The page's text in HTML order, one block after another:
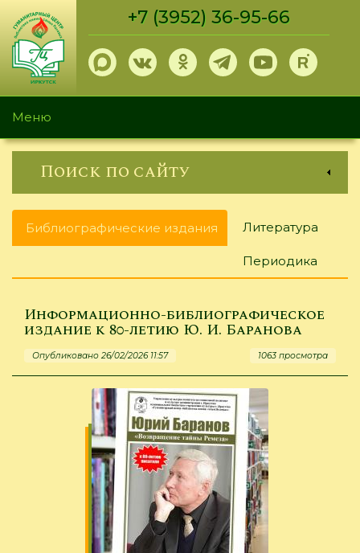
Перейти
основному
содержанию
+7 (3952) 36-95-66
Меню
Поиск по сайту
Главные
вкладки
Библиографические издания (активная
вкладка)
Литература
Периодика
Информационно-библиографическое
издание к 80-летию Ю. И. Баранова
Опубликовано 26/02/2026 11:57 1063 просмотра